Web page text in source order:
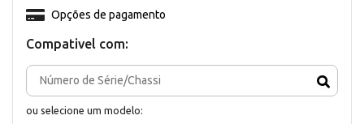
Compativel com:
ou selecione um modelo:
Opções de pagamento